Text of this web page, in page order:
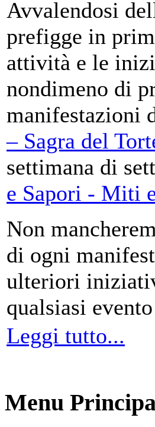
Avvalendosi
prefigge in
attività e le
nondimeno di
manifestazioni
– Sagra del
settimana di
e Sapori - Miti
Non
di ogni
ulteriori
qualsiasi
Leggi tutto...
Menu